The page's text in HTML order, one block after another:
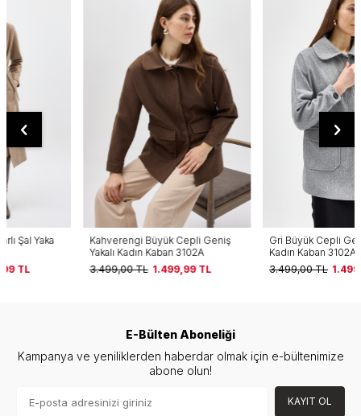
Kahverengi Büyük Cepli Geniş
Yakalı Kadın Kaban 3102A
3.499,00
1.499,99TL
Gri Büyük Cepli Geniş Yakalı
Kadın Kaban 3102A
3.499,00
1.499,99TL
E-Bülten Aboneliği
Kampanya ve yeniliklerden haberdar olmak için e-bültenimize
abone olun!
KAYIT OL